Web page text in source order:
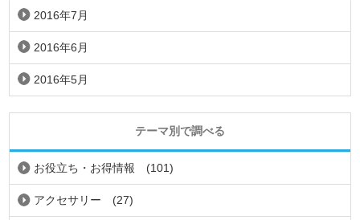
2016年7月
2016年6月
2016年5月
テーマ別で調べる
お役立ち・お得情報 (101)
アクセサリー (27)